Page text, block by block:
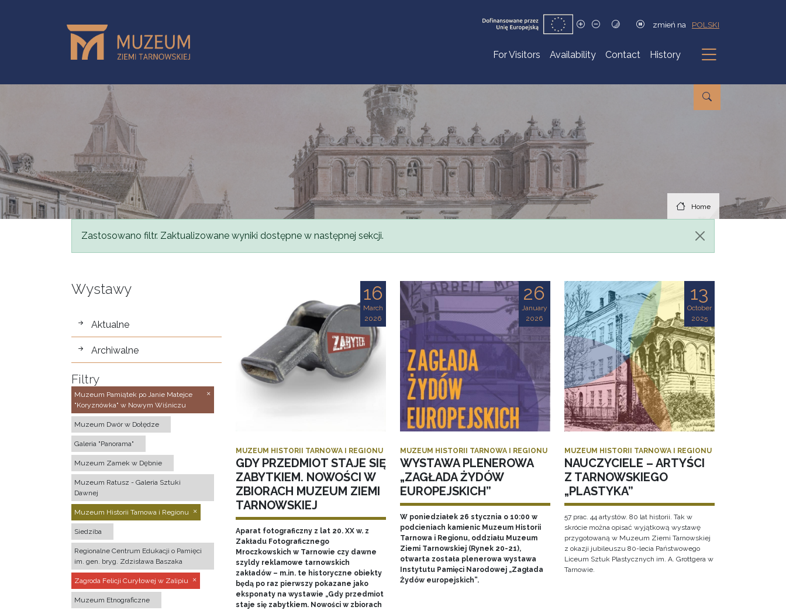
zmień na POLSKI
For Visitors Availability Contact History
Submenu
Home
Status message
Zastosowano filtr. Zaktualizowane wyniki dostępne w następnej sekcji.
Wystawy
wystawy
Aktualne
Archiwalne
Filtry
Muzeum Pamiątek po Janie Matejce
"Koryznówka" w Nowym Wiśniczu
Muzeum Dwór w Dołędze
Galeria "Panorama"
Muzeum Zamek w Dębnie
Muzeum Ratusz - Galeria Sztuki
Dawnej
Muzeum Historii Tarnowa i Regionu
Siedziba
Regionalne Centrum Edukacji o Pamięci
im. gen. bryg. Zdzisława Baszaka
Zagroda Felicji Curyłowej w Zalipiu
Muzeum Etnograficzne
16
March
2026
MUZEUM HISTORII TARNOWA I REGIONU
GDY PRZEDMIOT STAJE SIĘ
ZABYTKIEM. NOWOŚCI W
ZBIORACH MUZEUM ZIEMI
TARNOWSKIEJ
Aparat fotograficzny z lat 20. XX w. z
Zakładu Fotograficznego
Mroczkowskich w Tarnowie czy dawne
szyldy reklamowe tarnowskich
zakładów – m.in. te historyczne obiekty
będą po raz pierwszy pokazane jako
eksponaty na wystawie „Gdy przedmiot
staje się zabytkiem. Nowości w zbiorach
26
January
2026
MUZEUM HISTORII TARNOWA I REGIONU
WYSTAWA PLENEROWA
„ZAGŁADA ŻYDÓW
EUROPEJSKICH”
W poniedziałek 26 stycznia o 10:00 w
podcieniach kamienic Muzeum Historii
Tarnowa i Regionu, oddziału Muzeum
Ziemi Tarnowskiej (Rynek 20-21),
otwarta została plenerowa wystawa
Instytutu Pamięci Narodowej „Zagłada
Żydów europejskich”.
13
October
2025
MUZEUM HISTORII TARNOWA I REGIONU
NAUCZYCIELE – ARTYŚCI
Z TARNOWSKIEGO
„PLASTYKA”
57 prac. 44 artystów. 80 lat historii. Tak w
skrócie można opisać wyjątkową wystawę
przygotowaną w Muzeum Ziemi Tarnowskiej
z okazji jubileuszu 80-lecia Państwowego
Liceum Sztuk Plastycznych im. A. Grottgera w
Tarnowie.